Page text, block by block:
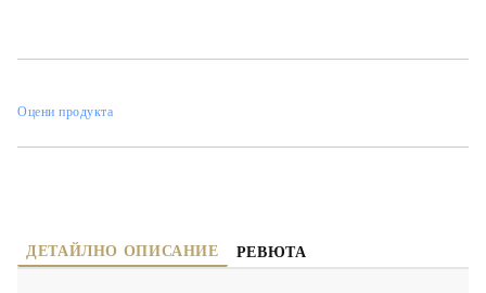
Оцени продукта
ДЕТАЙЛНО ОПИСАНИЕ РЕВЮТА